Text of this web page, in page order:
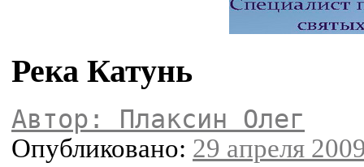
Река Катунь
Автор: Плаксин Олег
Опубликовано: 29 апреля